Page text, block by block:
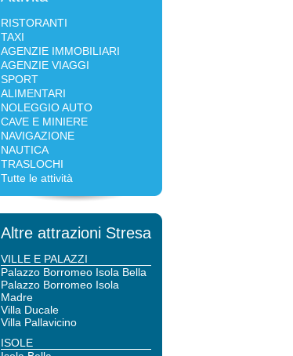
RISTORANTI
TAXI
AGENZIE IMMOBILIARI
AGENZIE VIAGGI
SPORT
ALIMENTARI
NOLEGGIO AUTO
CAVE E MINIERE
NAVIGAZIONE
NAUTICA
TRASLOCHI
Tutte le attività
Altre attrazioni Stresa
VILLE E PALAZZI
Palazzo Borromeo Isola Bella
Palazzo Borromeo Isola
Madre
Villa Ducale
Villa Pallavicino
ISOLE